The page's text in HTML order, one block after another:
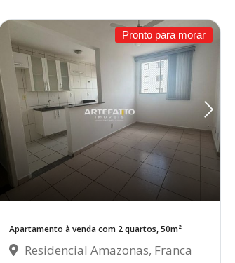
Pronto para morar
Apartamento à venda com 2 quartos, 50m²
Residencial Amazonas, Franca